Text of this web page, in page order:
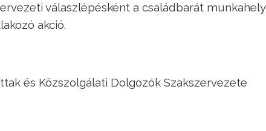
válaszlépésként a családbarát munkahely
akció.
és Közszolgálati Dolgozók Szakszervezete